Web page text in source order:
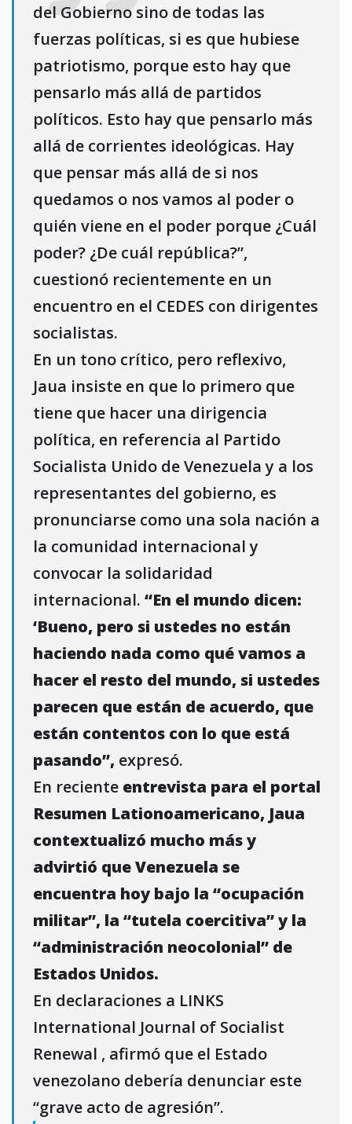
del Gobierno sino de todas las
fuerzas políticas, si es que hubiese
patriotismo, porque esto hay que
pensarlo más allá de partidos
políticos. Esto hay que pensarlo más
allá de corrientes ideológicas. Hay
que pensar más allá de si nos
quedamos o nos vamos al poder o
quién viene en el poder porque ¿Cuál
poder? ¿De cuál república?”,
cuestionó recientemente en un
encuentro en el CEDES con dirigentes
socialistas.
En un tono crítico, pero reflexivo,
Jaua insiste en que lo primero que
tiene que hacer una dirigencia
política, en referencia al Partido
Socialista Unido de Venezuela y a los
representantes del gobierno, es
pronunciarse como una sola nación a
la comunidad internacional y
convocar la solidaridad
internacional. “En el mundo dicen:
‘Bueno, pero si ustedes no están
haciendo nada como qué vamos a
hacer el resto del mundo, si ustedes
parecen que están de acuerdo, que
están contentos con lo que está
pasando”, expresó.
En reciente entrevista para el portal
Resumen Lationoamericano, Jaua
contextualizó mucho más y
advirtió que Venezuela se
encuentra hoy bajo la “ocupación
militar”, la “tutela coercitiva” y la
“administración neocolonial” de
Estados Unidos.
En declaraciones a LINKS
International Journal of Socialist
Renewal , afirmó que el Estado
venezolano debería denunciar este
“grave acto de agresión”.